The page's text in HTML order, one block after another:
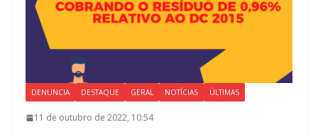
DENUNCIA DESTAQUE GERAL NOTÍCIAS ÚLTIMAS
11 de outubro de 2022, 10:54